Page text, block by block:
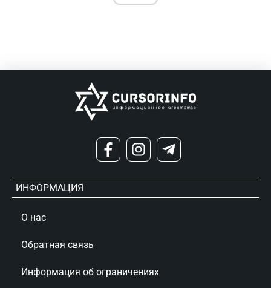
ИНФОРМАЦИЯ
О нас
Обратная связь
Информация об ограничениях